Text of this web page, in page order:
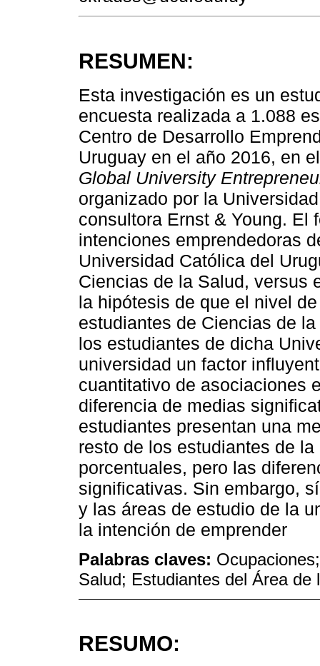
RESUMEN:
Esta investigación es un
encuesta realizada a 1.088
Centro de Desarrollo
Uruguay en el año 2016, en
Global University
organizado por la
consultora Ernst & Young. El
intenciones emprendedoras
Universidad Católica del
Ciencias de la Salud, versus
la hipótesis de que el nivel
estudiantes de Ciencias de
los estudiantes de dicha
universidad un factor
cuantitativo de asociaciones
diferencia de medias
estudiantes presentan una
resto de los estudiantes de
porcentuales, pero las
significativas. Sin embargo,
y las áreas de estudio de la
la intención de emprender
Palabras claves:
Salud; Estudiantes del Área de
RESUMO: